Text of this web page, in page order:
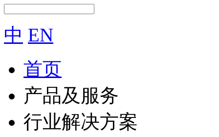
中 EN
首页
产品及服务
行业解决方案